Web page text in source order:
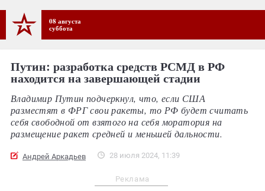
08 августа
суббота
Путин: разработка средств РСМД в РФ
находится на завершающей стадии
Владимир Путин подчеркнул, что, если США
разместят в ФРГ свои ракеты, то РФ будет считать
себя свободной от взятого на себя моратория на
размещение ракет средней и меньшей дальности.
Андрей Аркадьев 28 июля 2024, 11:39
Реклама